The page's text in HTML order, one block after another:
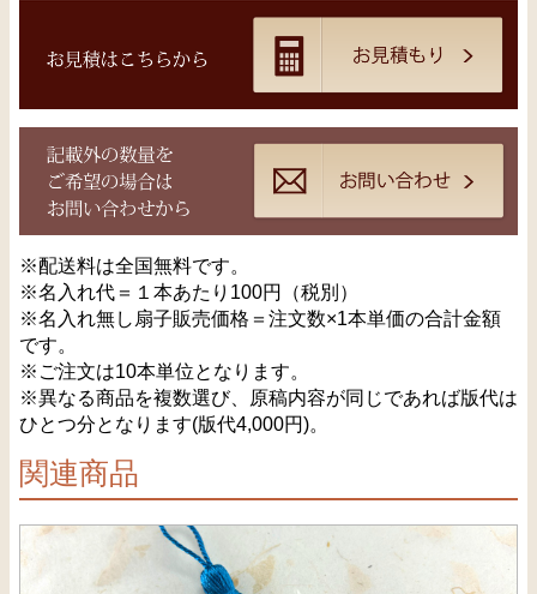
※配送料は全国無料です。
※名入れ代＝１本あたり100円（税別）
※名入れ無し扇子販売価格＝注文数×1本単価の合計金額
です。
※ご注文は10本単位となります。
※異なる商品を複数選び、原稿内容が同じであれば版代は
ひとつ分となります(版代4,000円)。
関連商品